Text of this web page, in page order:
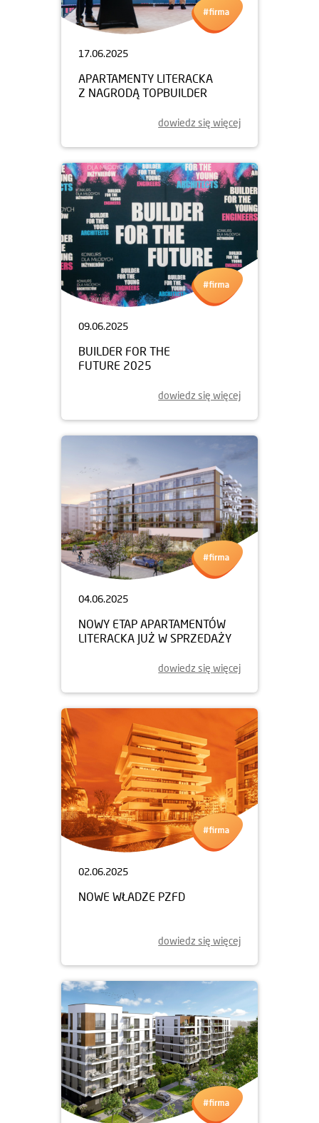
17.06.2025
APARTAMENTY LITERACKA
Z NAGRODĄ TOPBUILDER
dowiedz się więcej
09.06.2025
BUILDER FOR THE
FUTURE 2025
dowiedz się więcej
04.06.2025
NOWY ETAP APARTAMENTÓW
LITERACKA JUŻ W SPRZEDAŻY
dowiedz się więcej
02.06.2025
NOWE WŁADZE PZFD
dowiedz się więcej